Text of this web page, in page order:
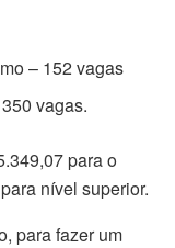
– 152 vagas
vagas.
para o
nível superior.
para fazer um